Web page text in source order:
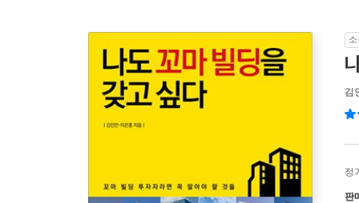
김
정
판